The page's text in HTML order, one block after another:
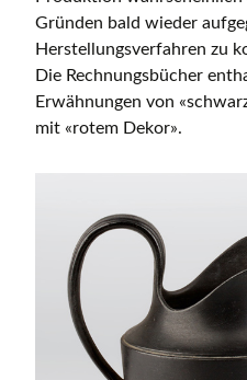
Gründen bald wieder
Herstellungsverfahren zu
Die Rechnungsbücher
Erwähnungen von
mit «rotem Dekor».